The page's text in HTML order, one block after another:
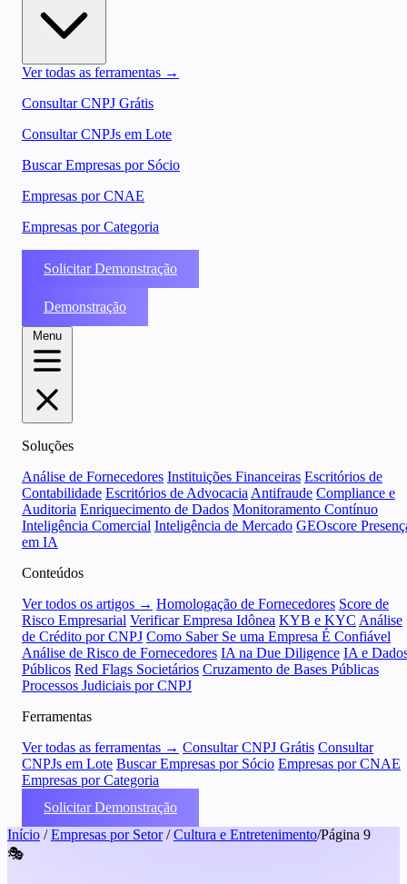
Ver todas as ferramentas →
Consultar CNPJ Grátis
Consultar CNPJs em Lote
Buscar Empresas por Sócio
Empresas por CNAE
Empresas por Categoria
Solicitar Demonstração
Demonstração
Menu
Soluções
Análise de Fornecedores Instituições Financeiras Escritórios de
Contabilidade Escritórios de Advocacia Antifraude Compliance e
Auditoria Enriquecimento de Dados Monitoramento Contínuo
Inteligência Comercial Inteligência de Mercado GEOscore
em IA
Conteúdos
Ver todos os artigos → Homologação de Fornecedores Score de
Risco Empresarial Verificar Empresa Idônea KYB e KYC Análise
de Crédito por CNPJ Como Saber Se uma Empresa É Confiável
Análise de Risco de Fornecedores IA na Due Diligence IA e
Públicos Red Flags Societários Cruzamento de Bases Públicas
Processos Judiciais por CNPJ
Ferramentas
Ver todas as ferramentas → Consultar CNPJ Grátis Consultar
CNPJs em Lote Buscar Empresas por Sócio Empresas por CNAE
Empresas por Categoria
Solicitar Demonstração
Início / Empresas por Setor / Cultura e Entretenimento/Página 9
🎭